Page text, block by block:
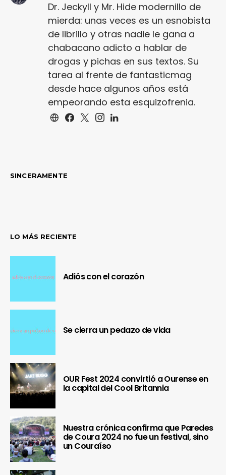
Dr. Jeckyll y Mr. Hide modernillo de
mierda: unas veces es un esnobista
de librillo y otras nadie le gana a
chabacano adicto a hablar de
drogas y pichas en sus textos. Su
tarea al frente de fantasticmag
desde hace algunos años está
empeorando esta esquizofrenia.
SINCERAMENTE
LO MÁS RECIENTE
Adiós con el corazón
Se cierra un pedazo de vida
OUR Fest 2024 convirtió a Ourense en
la capital del Cool Britannia
Nuestra crónica confirma que Paredes
de Coura 2024 no fue un festival, sino
un Couraíso